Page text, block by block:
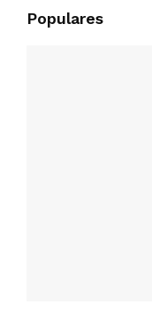
Populares